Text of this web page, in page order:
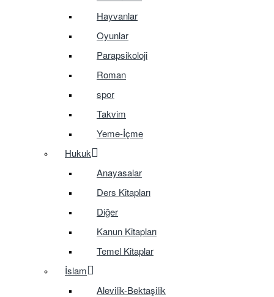
Hayvanlar
Oyunlar
Parapsikoloji
Roman
spor
Takvim
Yeme-İçme
Hukuk
Anayasalar
Ders Kitapları
Diğer
Kanun Kitapları
Temel Kitaplar
İslam
Alevilik-Bektaşilik